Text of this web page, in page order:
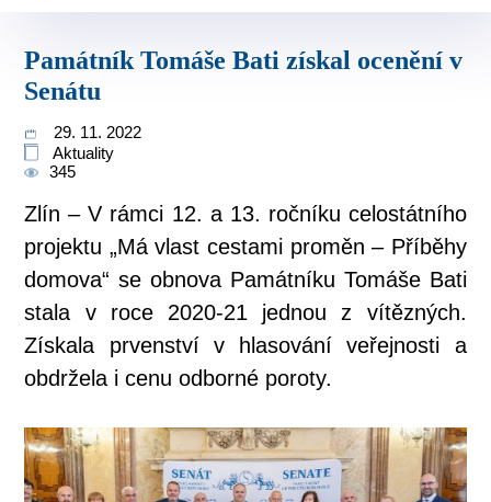
Památník Tomáše Bati získal ocenění v
Senátu
29. 11. 2022
Aktuality
345
Zlín – V rámci 12. a 13. ročníku celostátního
projektu „Má vlast cestami proměn – Příběhy
domova“ se obnova Památníku Tomáše Bati
stala v roce 2020-21 jednou z vítězných.
Získala prvenství v hlasování veřejnosti a
obdržela i cenu odborné poroty.